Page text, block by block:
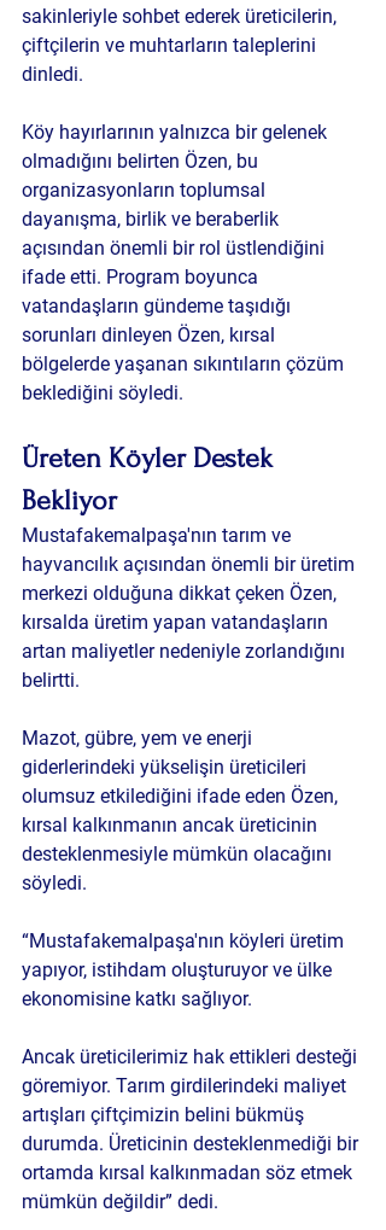
sakinleriyle sohbet ederek üreticilerin,
çiftçilerin ve muhtarların taleplerini
dinledi.
Köy hayırlarının yalnızca bir gelenek
olmadığını belirten Özen, bu
organizasyonların toplumsal
dayanışma, birlik ve beraberlik
açısından önemli bir rol üstlendiğini
ifade etti. Program boyunca
vatandaşların gündeme taşıdığı
sorunları dinleyen Özen, kırsal
bölgelerde yaşanan sıkıntıların çözüm
beklediğini söyledi.
Üreten Köyler Destek
Bekliyor
Mustafakemalpaşa'nın tarım ve
hayvancılık açısından önemli bir üretim
merkezi olduğuna dikkat çeken Özen,
kırsalda üretim yapan vatandaşların
artan maliyetler nedeniyle zorlandığını
belirtti.
Mazot, gübre, yem ve enerji
giderlerindeki yükselişin üreticileri
olumsuz etkilediğini ifade eden Özen,
kırsal kalkınmanın ancak üreticinin
desteklenmesiyle mümkün olacağını
söyledi.
“Mustafakemalpaşa'nın köyleri üretim
yapıyor, istihdam oluşturuyor ve ülke
ekonomisine katkı sağlıyor.
Ancak üreticilerimiz hak ettikleri desteği
göremiyor. Tarım girdilerindeki maliyet
artışları çiftçimizin belini bükmüş
durumda. Üreticinin desteklenmediği bir
ortamda kırsal kalkınmadan söz etmek
mümkün değildir” dedi.